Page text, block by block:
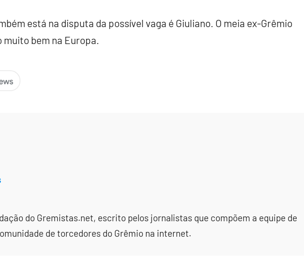
está na disputa da possível vaga é Giuliano. O meia ex-Grêmio
bem na Europa.
do Gremistas.net, escrito pelos jornalistas que compõem a equipe de
de torcedores do Grêmio na internet.